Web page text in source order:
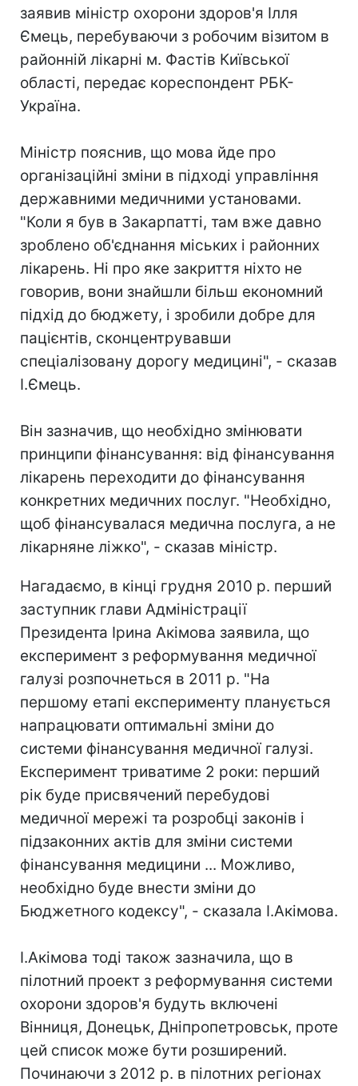
заявив міністр охорони здоров'я Ілля
Ємець, перебуваючи з робочим візитом в
районній лікарні м. Фастів Київської
області, передає кореспондент РБК-
Україна.
Міністр пояснив, що мова йде про
організаційні зміни в підході управління
державними медичними установами.
"Коли я був в Закарпатті, там вже давно
зроблено об'єднання міських і районних
лікарень. Ні про яке закриття ніхто не
говорив, вони знайшли більш економний
підхід до бюджету, і зробили добре для
пацієнтів, сконцентрувавши
спеціалізовану дорогу медицині", - сказав
І.Ємець.
Він зазначив, що необхідно змінювати
принципи фінансування: від фінансування
лікарень переходити до фінансування
конкретних медичних послуг. "Необхідно,
щоб фінансувалася медична послуга, а не
лікарняне ліжко", - сказав міністр.
Нагадаємо, в кінці грудня 2010 р. перший
заступник глави Адміністрації
Президента Ірина Акімова заявила, що
експеримент з реформування медичної
галузі розпочнеться в 2011 р. "На
першому етапі експерименту планується
напрацювати оптимальні зміни до
системи фінансування медичної галузі.
Експеримент триватиме 2 роки: перший
рік буде присвячений перебудові
медичної мережі та розробці законів і
підзаконних актів для зміни системи
фінансування медицини ... Можливо,
необхідно буде внести зміни до
Бюджетного кодексу", - сказала І.Акімова.
І.Акімова тоді також зазначила, що в
пілотний проект з реформування системи
охорони здоров'я будуть включені
Вінниця, Донецьк, Дніпропетровськ, проте
цей список може бути розширений.
Починаючи з 2012 р. в пілотних регіонах